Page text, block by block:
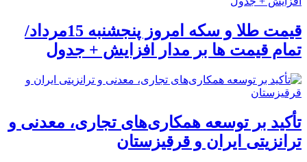
قیمت طلا و سکه امروز پنجشنبه 15مرداد/
تمام قیمت ها بر مدار افزایش + جدول
تأکید بر توسعه همکاری‌های تجاری، معدنی و
ترانزیتی ایران و قرقیزستان